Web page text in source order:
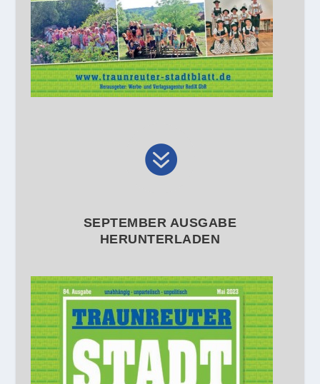

SEPTEMBER AUSGABE
HERUNTERLADEN